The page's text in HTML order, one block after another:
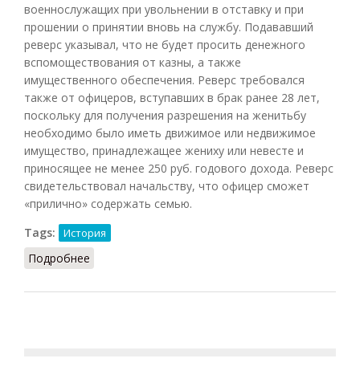
военнослужащих при увольнении в отставку и при
прошении о принятии вновь на службу. Подававший
реверс указывал, что не будет просить денежного
вспомоществования от казны, а также
имущественного обеспечения. Реверс требовался
также от офицеров, вступавших в брак ранее 28 лет,
поскольку для получения разрешения на женитьбу
необходимо было иметь движимое или недвижимое
имущество, принадлежащее жениху или невесте и
приносящее не менее 250 руб. годового дохода. Реверс
свидетельствовал начальству, что офицер сможет
«прилично» содержать семью.
Tags:
История
Подробнее